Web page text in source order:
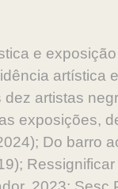
e
artística
artistas
exposições,
Do barro